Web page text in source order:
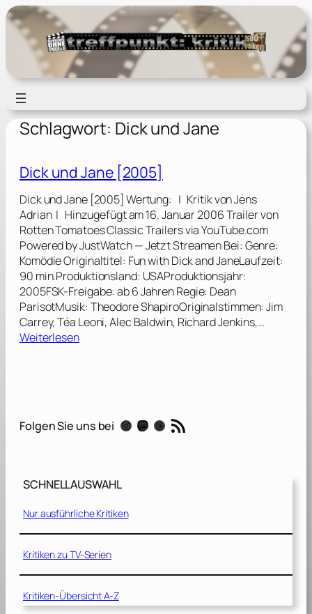
Zum
Inhalt
springen
Schlagwort: Dick und Jane
Dick und Jane [2005]
Dick und Jane [2005] Wertung: | Kritik von Jens
Adrian | Hinzugefügt am 16. Januar 2006 Trailer von
Rotten Tomatoes Classic Trailers via YouTube.com
Powered by JustWatch — Jetzt Streamen Bei: Genre:
Komödie Originaltitel: Fun with Dick and JaneLaufzeit:
90 min.Produktionsland: USAProduktionsjahr:
2005FSK-Freigabe: ab 6 Jahren Regie: Dean
ParisotMusik: Theodore ShapiroOriginalstimmen: Jim
Carrey, Téa Leoni, Alec Baldwin, Richard Jenkins,…
Weiterlesen:
n
n
[
2
0
]
Folgen Sie uns bei Instagram Mastodon Threads RSS-Feed
SCHNELLAUSWAHL
Nur ausführliche Kritiken
Kritiken zu TV-Serien
Kritiken-Übersicht A-Z